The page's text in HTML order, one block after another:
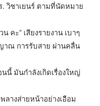
วิชาเยนร์ ตามที่นัดหมาย
คะ” เสียงรายงาน เบาๆ
ณ การรับสาย ผ่านคลื่น
นี้ มันกำลังเกิดเรื่องใหญ่
ลางส่ายหน้าอย่างเอือม